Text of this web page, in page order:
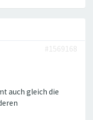
#1569168
auch gleich die